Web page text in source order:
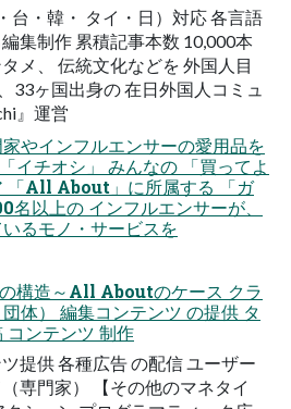
台・韓・ タイ・日）対応 各言語
集制作 累積記事本数 10,000本
メ、 伝統文化などを 外国人目
33ヶ国出身の 在日外国人コミュ
』運営
やインフルエンサーの愛用品を
イチオシ」 みんなの 「買ってよ
「All About」に所属する 「ガ
名以上の インフルエンサーが、
るモノ・サービスを
構造～All Aboutのケース クラ
体） 編集コンテンツ の提供 タ
コンテンツ 制作
提供 各種広告 の配信 ユーザー
（専門家） 【その他のマネタイ